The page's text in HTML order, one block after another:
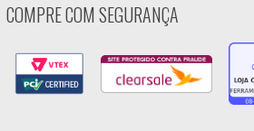
COMPRE COM SEGURANÇA